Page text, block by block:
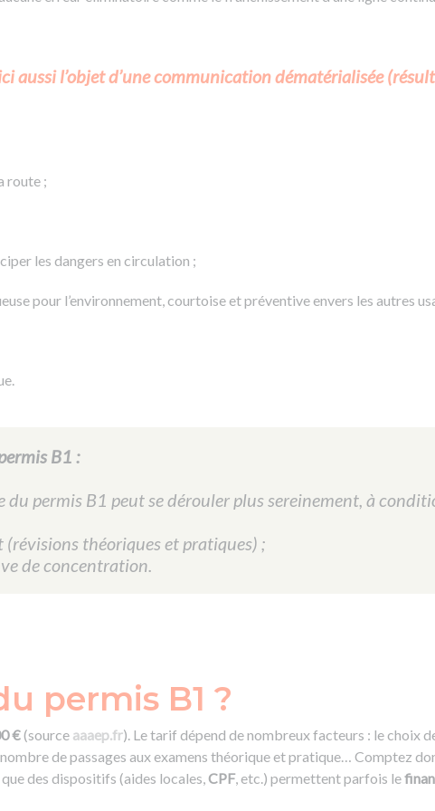
aussi l’objet d’une communication dématérialisée
route ;
les dangers en circulation ;
pour l’environnement, courtoise et préventive envers les autres
B1 :
du permis B1 peut se dérouler plus sereinement, à
(révisions théoriques et pratiques) ;
de concentration.
permis B1 ?
€(source aaaep.fr). Le tarif dépend de nombreux facteurs : le choix
de passages aux examens théorique et pratique… Comptez
des dispositifs (aides locales,CPF, etc.) permettent parfois le